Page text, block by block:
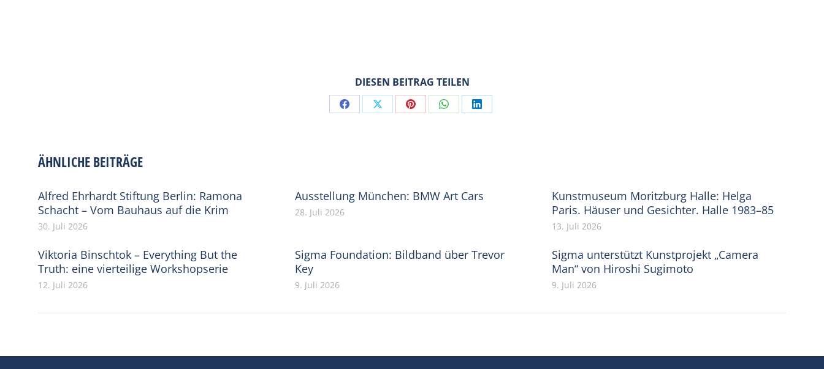
DIESEN BEITRAG TEILEN
Share Share Share Share Share
ÄHNLICHE BEITRÄGE
Alfred Ehrhardt Stiftung Berlin: Ramona
Schacht – Vom Bauhaus auf die Krim
30. Juli 2026
Ausstellung München: BMW Art Cars
28. Juli 2026
Kunstmuseum Moritzburg Halle: Helga
Paris. Häuser und Gesichter. Halle 1983–85
13. Juli 2026
Viktoria Binschtok – Everything But the
Truth: eine vierteilige Workshopserie
12. Juli 2026
Sigma Foundation: Bildband über Trevor
Key
9. Juli 2026
Sigma unterstützt Kunstprojekt „Camera
Man“ von Hiroshi Sugimoto
9. Juli 2026